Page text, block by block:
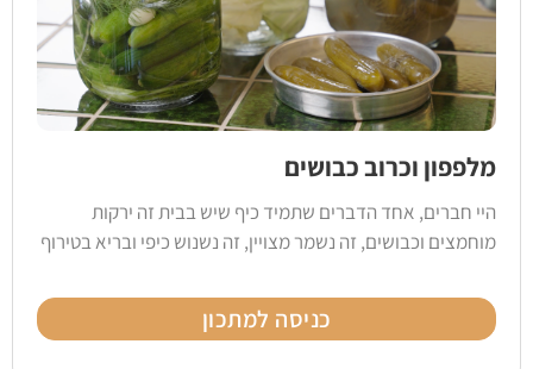
מלפפון וכרוב כבושים
היי חברים, אחד הדברים שתמיד כיף שיש בבית זה ירקות
מוחמצים וכבושים, זה נשמר מצויין, זה נשנוש כיפי ובריא בטירוף
כניסה למתכון